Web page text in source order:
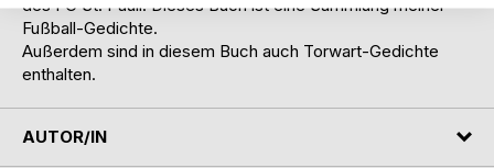
des FC St. Pauli. Dieses Buch ist eine Sammlung meiner
Fußball-Gedichte.
Außerdem sind in diesem Buch auch Torwart-Gedichte
enthalten.
AUTOR/IN